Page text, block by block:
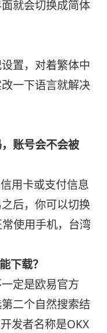
就会切换成简体
置，对着繁体中
一下语言就解决
账号会不会被
用卡或支付信息
后，你可以切换
使用手机，台湾
下载？
定是欧易官方
二个自然搜索结
发者名称是OKX